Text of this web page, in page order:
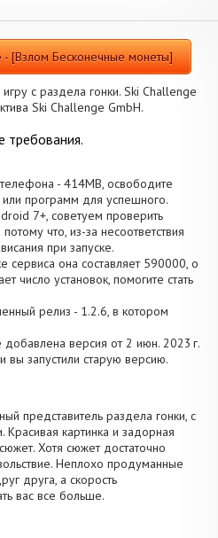
- [Взлом Бесконечные монеты]
с раздела гонки. Ski Challenge
Ski Challenge GmbH.
требования.
- 414MB, освободите
программ для успешного.
7+, советуем проверить
что, из-за несоответствия
при запуске.
сервиса она составляет 590000, о
число установок, помогите стать
релиз - 1.2.6, в котором
добавлена версия от 2 июн. 2023 г.
вы запустили старую версию.
представитель раздела гонки, с
картинка и задорная
Хотя сюжет достаточно
Неплохо продуманные
друга, а скорость
вас все больше.